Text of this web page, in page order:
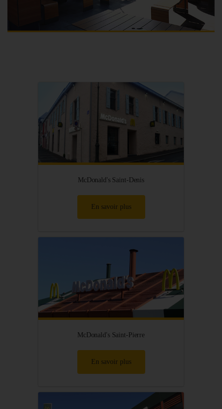
McDonald's Saint-Denis
En savoir plus
McDonald's Saint-Pierre
En savoir plus